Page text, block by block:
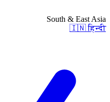
South & East Asia
🇮🇳 हिन्दी